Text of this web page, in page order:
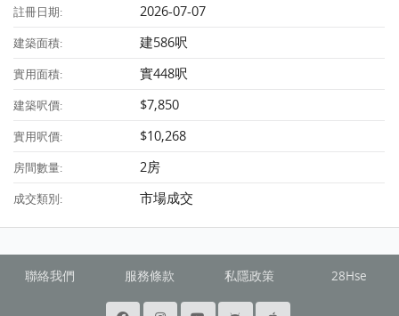
註冊日期: 2026-07-07
建築面積: 建586呎
實用面積: 實448呎
建築呎價: $7,850
實用呎價: $10,268
房間數量: 2房
成交類別: 市場成交
聯絡我們 服務條款 私隱政策 28Hse